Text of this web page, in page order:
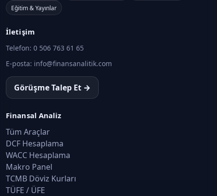
Eğitim & Yayınlar
İletişim
Telefon: 0 506 763 61 65
E-posta: info@finansanalitik.com
Görüşme Talep Et →
Finansal Analiz
Tüm Araçlar
DCF Hesaplama
WACC Hesaplama
Makro Panel
TCMB Döviz Kurları
TÜFE / ÜFE